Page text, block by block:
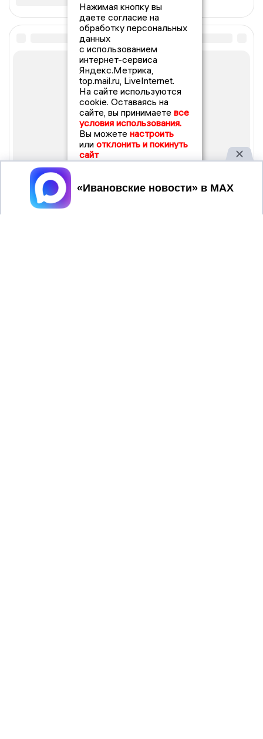
Нажимая кнопку вы
даете согласие на
обработку персональных
данных
с использованием
интернет-сервиса
Яндекс.Метрика,
top.mail.ru, LiveInternet.
На сайте используются
cookie. Оставаясь на
сайте, вы принимаете все
условия использования.
Вы можете настроить
или отклонить и покинуть
сайт
Принять